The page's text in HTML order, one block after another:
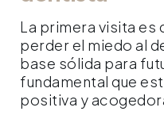
La primera visita es
perder el miedo al
base sólida para
fundamental que
positiva y